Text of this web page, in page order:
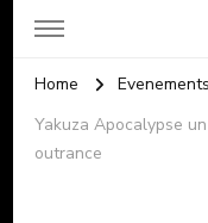
Home Evenements
Yakuza Apocalypse
outrance